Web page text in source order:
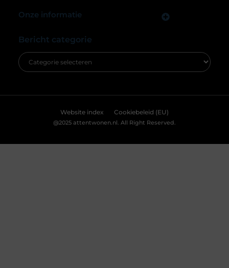
Onze informatie
Bericht categorie
@2025 attentwonen.nl. All Right Reserved.
Website index Cookiebeleid (EU)